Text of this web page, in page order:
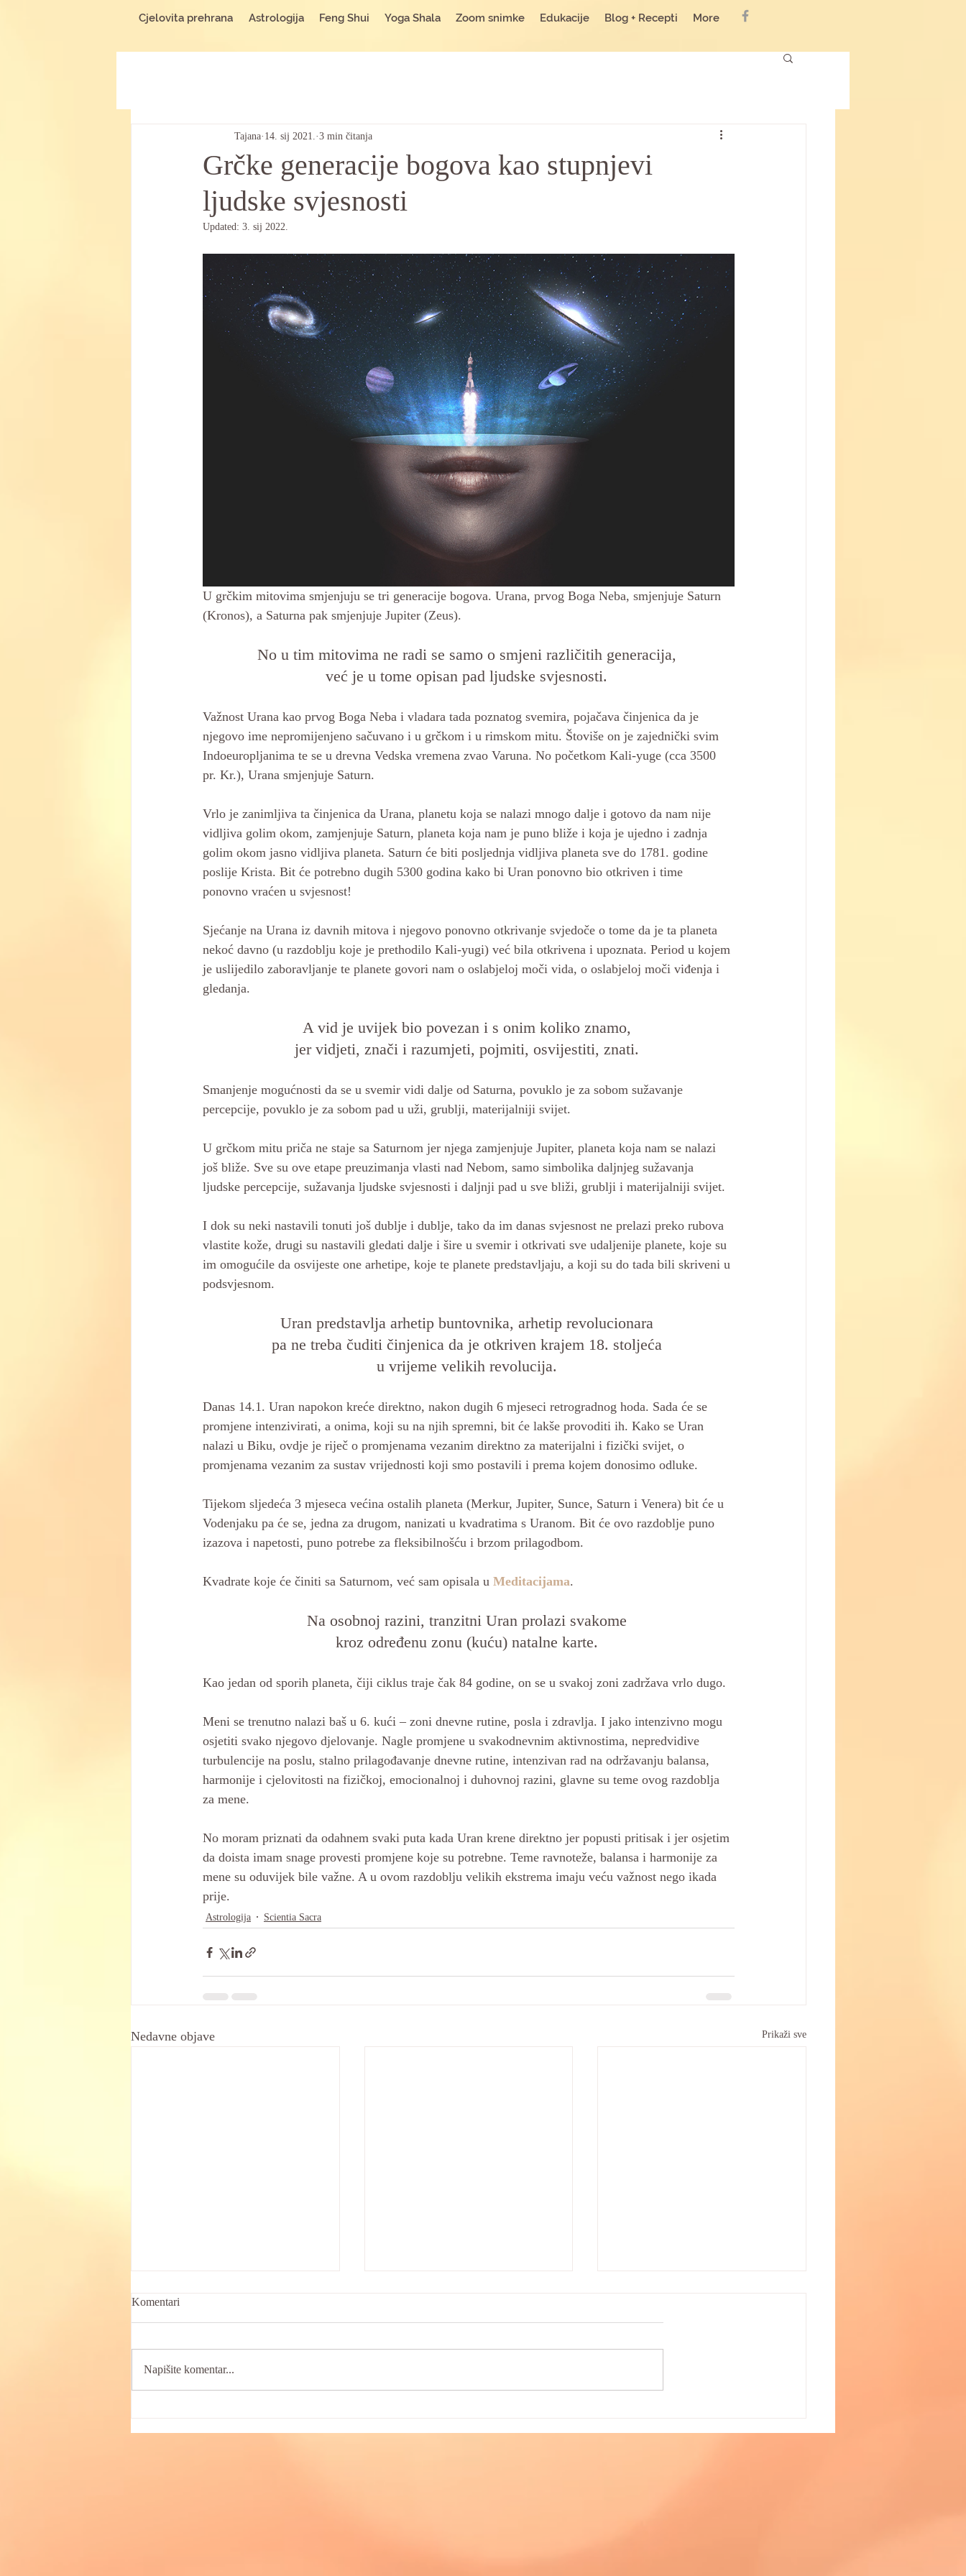
Cjelovita prehrana Astrologija Feng Shui Yoga Shala Zoom snimke Edukacije Blog + Recepti More
Grčke generacije bogova kao stupnjevi
ljudske svjesnosti
Tajana 14. sij 2021. 3 min čitanja
Updated: 3. sij 2022.
U grčkim mitovima smjenjuju se tri generacije bogova. Urana, prvog Boga Neba, smjenjuje Saturn
(Kronos), a Saturna pak smjenjuje Jupiter (Zeus).
No u tim mitovima ne radi se samo o smjeni različitih generacija,
već je u tome opisan pad ljudske svjesnosti.
Važnost Urana kao prvog Boga Neba i vladara tada poznatog svemira, pojačava činjenica da je
njegovo ime nepromijenjeno sačuvano i u grčkom i u rimskom mitu. Štoviše on je zajednički svim
Indoeuropljanima te se u drevna Vedska vremena zvao Varuna. No početkom Kali-yuge (cca 3500
pr. Kr.), Urana smjenjuje Saturn.
Vrlo je zanimljiva ta činjenica da Urana, planetu koja se nalazi mnogo dalje i gotovo da nam nije
vidljiva golim okom, zamjenjuje Saturn, planeta koja nam je puno bliže i koja je ujedno i zadnja
golim okom jasno vidljiva planeta. Saturn će biti posljednja vidljiva planeta sve do 1781. godine
poslije Krista. Bit će potrebno dugih 5300 godina kako bi Uran ponovno bio otkriven i time
ponovno vraćen u svjesnost!
Sjećanje na Urana iz davnih mitova i njegovo ponovno otkrivanje svjedoče o tome da je ta planeta
nekoć davno (u razdoblju koje je prethodilo Kali-yugi) već bila otkrivena i upoznata. Period u kojem
je uslijedilo zaboravljanje te planete govori nam o oslabjeloj moči vida, o oslabjeloj moči viđenja i
gledanja.
A vid je uvijek bio povezan i s onim koliko znamo,
jer vidjeti, znači i razumjeti, pojmiti, osvijestiti, znati.
Smanjenje mogućnosti da se u svemir vidi dalje od Saturna, povuklo je za sobom sužavanje
percepcije, povuklo je za sobom pad u uži, grublji, materijalniji svijet.
U grčkom mitu priča ne staje sa Saturnom jer njega zamjenjuje Jupiter, planeta koja nam se nalazi
još bliže. Sve su ove etape preuzimanja vlasti nad Nebom, samo simbolika daljnjeg sužavanja
ljudske percepcije, sužavanja ljudske svjesnosti i daljnji pad u sve bliži, grublji i materijalniji svijet.
I dok su neki nastavili tonuti još dublje i dublje, tako da im danas svjesnost ne prelazi preko rubova
vlastite kože, drugi su nastavili gledati dalje i šire u svemir i otkrivati sve udaljenije planete, koje su
im omogućile da osvijeste one arhetipe, koje te planete predstavljaju, a koji su do tada bili skriveni u
podsvjesnom.
Uran predstavlja arhetip buntovnika, arhetip revolucionara
pa ne treba čuditi činjenica da je otkriven krajem 18. stoljeća
u vrijeme velikih revolucija.
Danas 14.1. Uran napokon kreće direktno, nakon dugih 6 mjeseci retrogradnog hoda. Sada će se
promjene intenzivirati, a onima, koji su na njih spremni, bit će lakše provoditi ih. Kako se Uran
nalazi u Biku, ovdje je riječ o promjenama vezanim direktno za materijalni i fizički svijet, o
promjenama vezanim za sustav vrijednosti koji smo postavili i prema kojem donosimo odluke.
Tijekom sljedeća 3 mjeseca većina ostalih planeta (Merkur, Jupiter, Sunce, Saturn i Venera) bit će u
Vodenjaku pa će se, jedna za drugom, nanizati u kvadratima s Uranom. Bit će ovo razdoblje puno
izazova i napetosti, puno potrebe za fleksibilnošću i brzom prilagodbom.
Kvadrate koje će činiti sa Saturnom, već sam opisala u Meditacijama.
Na osobnoj razini, tranzitni Uran prolazi svakome
kroz određenu zonu (kuću) natalne karte.
Kao jedan od sporih planeta, čiji ciklus traje čak 84 godine, on se u svakoj zoni zadržava vrlo dugo.
Meni se trenutno nalazi baš u 6. kući – zoni dnevne rutine, posla i zdravlja. I jako intenzivno mogu
osjetiti svako njegovo djelovanje. Nagle promjene u svakodnevnim aktivnostima, nepredvidive
turbulencije na poslu, stalno prilagođavanje dnevne rutine, intenzivan rad na održavanju balansa,
harmonije i cjelovitosti na fizičkoj, emocionalnoj i duhovnoj razini, glavne su teme ovog razdoblja
za mene.
No moram priznati da odahnem svaki puta kada Uran krene direktno jer popusti pritisak i jer osjetim
da doista imam snage provesti promjene koje su potrebne. Teme ravnoteže, balansa i harmonije za
mene su oduvijek bile važne. A u ovom razdoblju velikih ekstrema imaju veću važnost nego ikada
prije.
Astrologija Scientia Sacra
Nedavne objave Prikaži sve
Reiki Oceanskog Bisera©
Komentari
Napišite komentar...